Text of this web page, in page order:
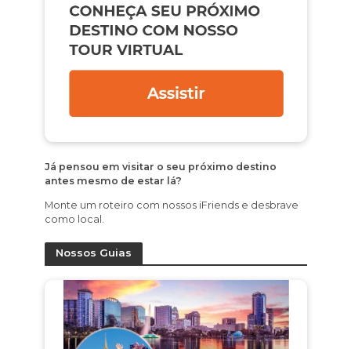
Já pensou em visitar o seu próximo destino
antes mesmo de estar lá?
Monte um roteiro com nossos iFriends e desbrave
como local.
Nossos Guias